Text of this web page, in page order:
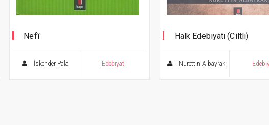
Nefî
İskender Pala Edebiyat
Halk Edebiyatı (Ciltli)
Literatürü
Nurettin Albayrak